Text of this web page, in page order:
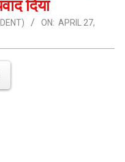
दिया
ON: APRIL 27,